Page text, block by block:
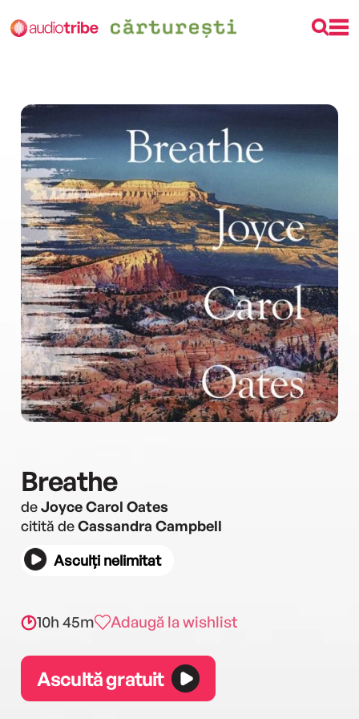
Breathe
deJoyce Carol Oates
citită deCassandra Campbell
Asculți nelimitat
10h 45m Adaugă la wishlist
Ascultă gratuit